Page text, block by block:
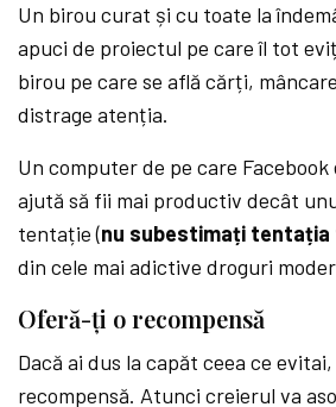
Un birou curat și cu toate la
apuci de proiectul pe care îl tot
birou pe care se află cărți,
distrage atenția.
Un computer de pe care
ajută să fii mai productiv decât
tentație (nu subestimați tentația
din cele mai adictive droguri
Oferă-ți o recompensă
Dacă ai dus la capăt ceea ce
recompensă. Atunci creierul va